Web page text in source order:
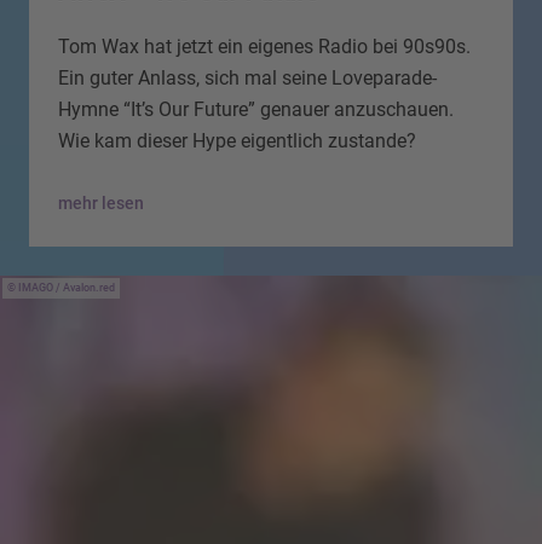
Tom Wax hat jetzt ein eigenes Radio bei 90s90s.
Ein guter Anlass, sich mal seine Loveparade-
Hymne “It’s Our Future” genauer anzuschauen.
Wie kam dieser Hype eigentlich zustande?
mehr lesen
IMAGO / Avalon.red